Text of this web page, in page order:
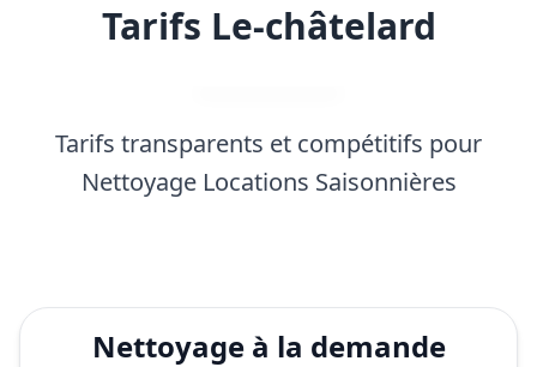
Tarifs Le-châtelard
Tarifs transparents et compétitifs pour
Nettoyage Locations Saisonnières
Nettoyage à la demande